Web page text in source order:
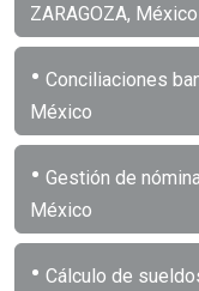
ZARAGOZA, México
• Conciliaciones
México
• Gestión de
México
• Cálculo de